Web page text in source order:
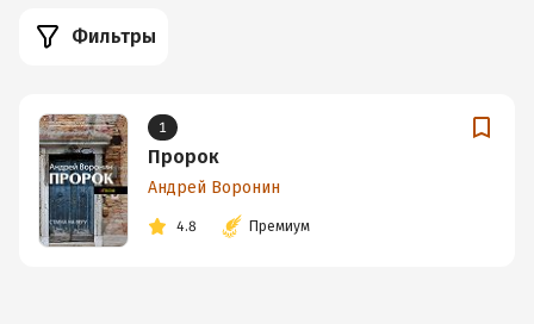
Фильтры
1
Пророк
Андрей Воронин
4.8 Премиум